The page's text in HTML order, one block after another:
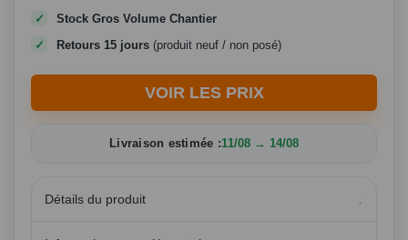
Stock Gros Volume Chantier
Retours 15 jours (produit neuf / non posé)
VOIR LES PRIX
Livraison estimée :11/08 → 14/08
Détails du produit